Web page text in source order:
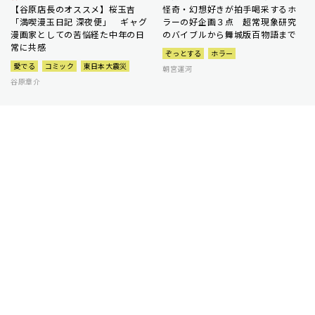
【谷原店長のオススメ】桜玉吉
「満喫漫玉日記 深夜便」 ギャグ
漫画家としての苦悩経た中年の日
常に共感
愛でる コミック
東日本大震災
谷原章介
怪奇・幻想好きが拍手喝采するホ
ラーの好企画３点 超常現象研究
のバイブルから舞城版百物語まで
ぞっとする
ホラー
朝宮運河